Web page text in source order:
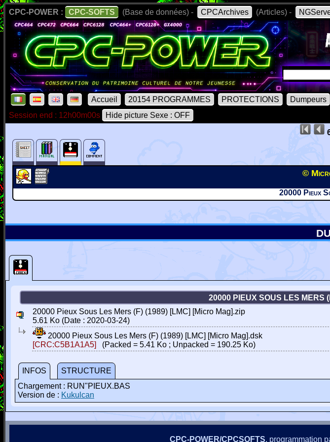
CPC-POWER : CPC-SOFTS (Base de données) - CPCArchives (Articles) -
Accueil 20154 PROGRAMMES PROTECTIONS Dumpeurs
Session end : 12h00m00s
Hide picture Sexe : OFF
©
20000 Pieux
20000 PIEUX SOUS LES MERS
20000 Pieux Sous Les Mers (F) (1989) [LMC] [Micro Mag].zip
5.61 Ko (Date : 2020-03-24)
20000 Pieux Sous Les Mers (F) (1989) [LMC] [Micro Mag].dsk
[CRC:C5B1A1A5]
(Packed = 5.41 Ko ; Unpacked = 190.25 Ko)
INFOS
STRUCTURE
Chargement : RUN"PIEUX.BAS
Version de : Kukulcan
CPC-POWER/CPCSOFTS, programmation